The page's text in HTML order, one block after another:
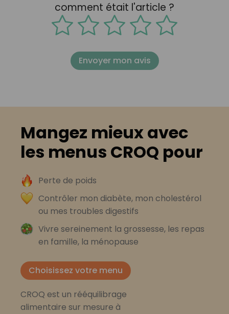
comment était l'article ?
Envoyer mon avis
Mangez mieux avec
les menus CROQ pour
Perte de poids
Contrôler mon diabète, mon cholestérol
ou mes troubles digestifs
Vivre sereinement la grossesse, les repas
en famille, la ménopause
Choisissez votre menu
CROQ est un rééquilibrage
alimentaire sur mesure à